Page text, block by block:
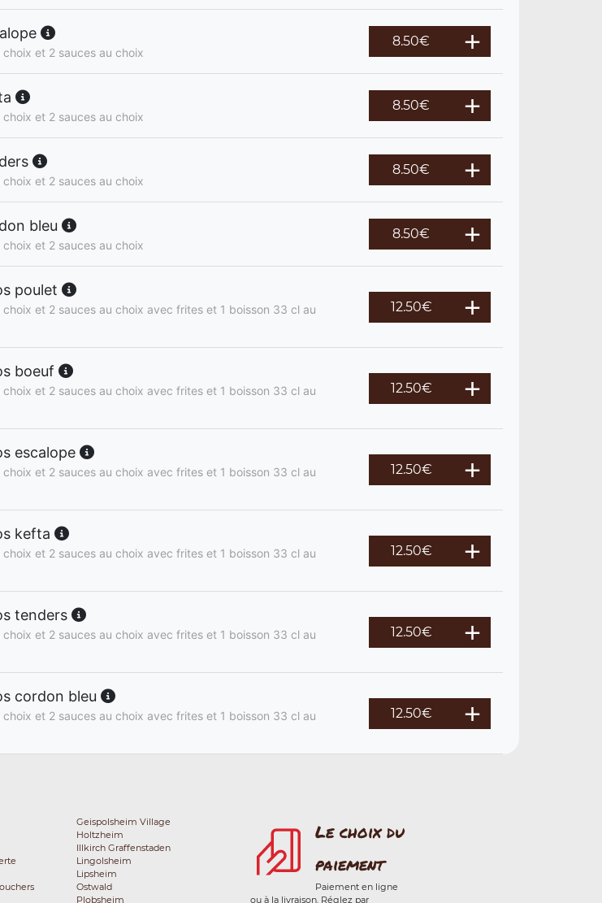
et 2 sauces au choix
8.50€
et 2 sauces au choix
8.50€
et 2 sauces au choix
8.50€
bleu
et 2 sauces au choix
8.50€
poulet
et 2 sauces au choix avec frites et 1 boisson 33 cl au
12.50€
boeuf
et 2 sauces au choix avec frites et 1 boisson 33 cl au
12.50€
escalope
et 2 sauces au choix avec frites et 1 boisson 33 cl au
12.50€
kefta
et 2 sauces au choix avec frites et 1 boisson 33 cl au
12.50€
tenders
et 2 sauces au choix avec frites et 1 boisson 33 cl au
12.50€
cordon bleu
et 2 sauces au choix avec frites et 1 boisson 33 cl au
12.50€
Geispolsheim Village
Holtzheim
Illkirch Graffenstaden
Lingolsheim
Lipsheim
Ostwald
Plobsheim
Le choix du
paiement
Paiement en ligne
ou à la livraison. Réglez par